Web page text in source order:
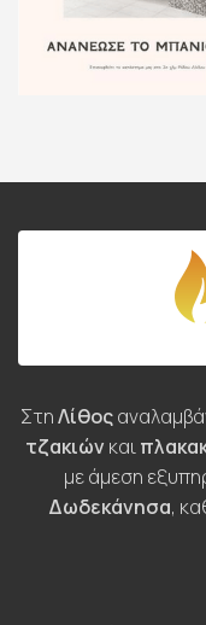
ΣτηΛίθος
τζακιών και
με άμεση
Δωδεκάνησα,